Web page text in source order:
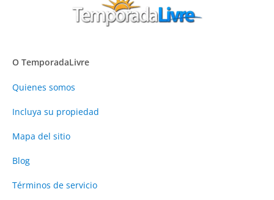
O TemporadaLivre
Quienes somos
Incluya su propiedad
Mapa del sitio
Blog
Términos de servicio